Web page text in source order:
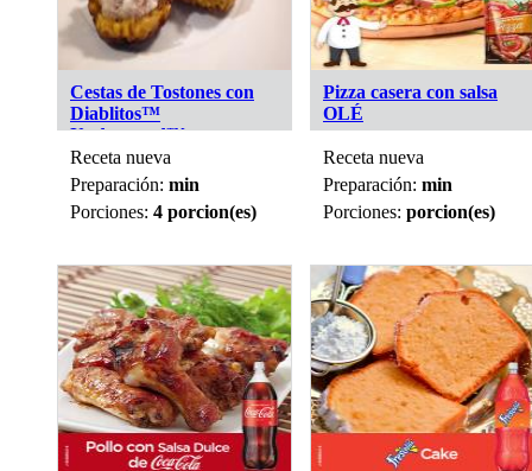
Cestas de Tostones con
Diablitos™
Underwood™
Receta nueva
Preparación: min
Porciones: 4 porcion(es)
Pizza casera con salsa
OLÉ
Receta nueva
Preparación: min
Porciones: porcion(es)